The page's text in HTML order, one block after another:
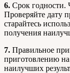
6. Срок годности.
Проверяйте дату
старайтесь
получения
7. Правильное
приготовлению на
наилучших